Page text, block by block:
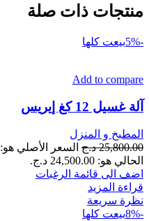
منتجات ذات صلة
-5% بيعت كلها
Add to compare
آلة غسيل 12 كغ إيريس
المطبخ و المنزل
25,800.00 د.ج السعر الأصلي هو: 25,800.00 د.ج.
الحالي هو: 24,500.00 د.ج.
اضف الى قائمة الرغبات
قراءة المزيد
نظرة سريعة
-8%
بيعت كلها